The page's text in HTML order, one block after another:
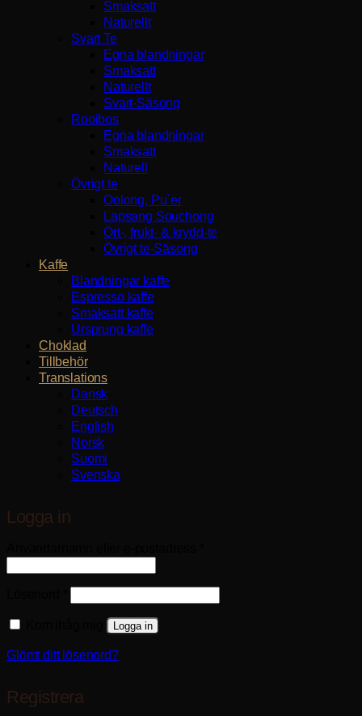
Smaksatt
Naturellt
Svart Te
Egna blandningar
Smaksatt
Naturellt
Svart-Säsong
Rooibos
Egna blandningar
Smaksatt
Naturell
Övrigt te
Oolong, Pu`er
Lapsang Souchong
Ört-, frukt- & krydd-te
Övrigt te-Säsong
Kaffe
Blandningar kaffe
Espresso kaffe
Smaksatt kaffe
Ursprung kaffe
Choklad
Tillbehör
Translations
Dansk
Deutsch
English
Norsk
Suomi
Svenska
Logga in
Logga in
Glömt ditt lösenord?
Registrera